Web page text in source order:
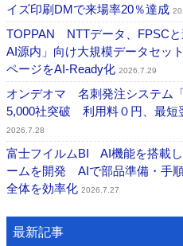
イズ印刷DMで来場率20％達成
TOPPAN NTTデータ、FPSCと
AI源内」向け大規模データセッ
ページをAI-Ready化 2026.7.29
オンデオマ 名刺発注システム
5,000社突破 利用料０円、最短
2026.7.28
富士フイルムBI AI機能を搭載
ームを開発 AIで部品準備・手
全体を効率化 2026.7.27
最新記事